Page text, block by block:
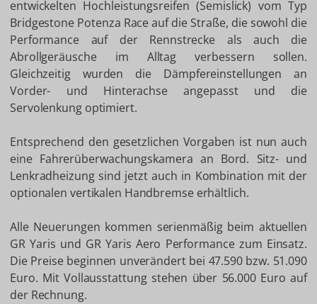
entwickelten Hochleistungsreifen (Semislick) vom Typ
Bridgestone Potenza Race auf die Straße, die sowohl die
Performance auf der Rennstrecke als auch die
Abrollgeräusche im Alltag verbessern sollen.
Gleichzeitig wurden die Dämpfereinstellungen an
Vorder- und Hinterachse angepasst und die
Servolenkung optimiert.
Entsprechend den gesetzlichen Vorgaben ist nun auch
eine Fahrerüberwachungskamera an Bord. Sitz- und
Lenkradheizung sind jetzt auch in Kombination mit der
optionalen vertikalen Handbremse erhältlich.
Alle Neuerungen kommen serienmäßig beim aktuellen
GR Yaris und GR Yaris Aero Performance zum Einsatz.
Die Preise beginnen unverändert bei 47.590 bzw. 51.090
Euro. Mit Vollausstattung stehen über 56.000 Euro auf
der Rechnung.